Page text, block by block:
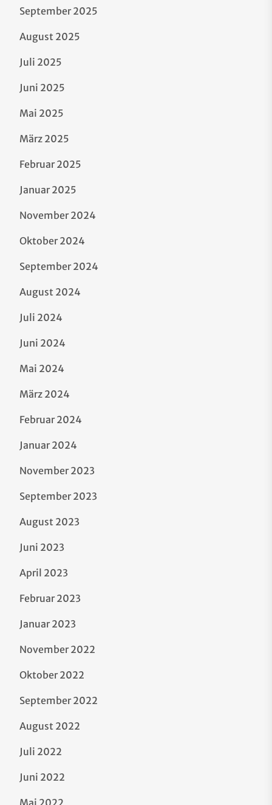
September 2025
August 2025
Juli 2025
Juni 2025
Mai 2025
März 2025
Februar 2025
Januar 2025
November 2024
Oktober 2024
September 2024
August 2024
Juli 2024
Juni 2024
Mai 2024
März 2024
Februar 2024
Januar 2024
November 2023
September 2023
August 2023
Juni 2023
April 2023
Februar 2023
Januar 2023
November 2022
Oktober 2022
September 2022
August 2022
Juli 2022
Juni 2022
Mai 2022